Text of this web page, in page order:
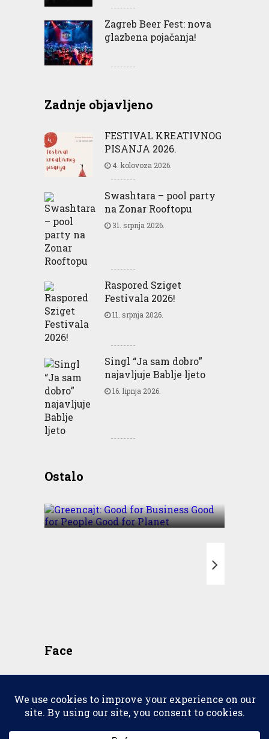
Zagreb Beer Fest: nova
glazbena pojačanja!
Zadnje objavljeno
FESTIVAL KREATIVNOG
PISANJA 2026.
4. kolovoza 2026.
Swashtara – pool party
na Zonar Rooftopu
31. srpnja 2026.
Raspored Sziget
Festivala 2026!
11. srpnja 2026.
Singl “Ja sam dobro”
najavljuje Bablje ljeto
16. lipnja 2026.
OstaloBusiness Good for People
Face